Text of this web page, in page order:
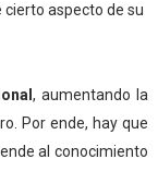
aspecto de su
, aumentando la
Por ende, hay que
al conocimiento